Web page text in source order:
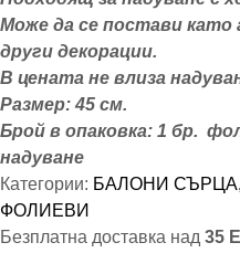
Може да се постави като
други декорации.
В цената не влиза
Размер: 45 см.
Брой в опаковка: 1 бр.
надуване
Категории: БАЛОНИ
ФОЛИЕВИ
Безплатна доставка над 35